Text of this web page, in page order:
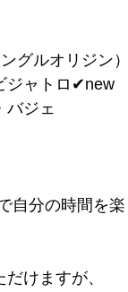
グルオリジン）
ジャトロ✔︎new
バジェ
自分の時間を
けますが、